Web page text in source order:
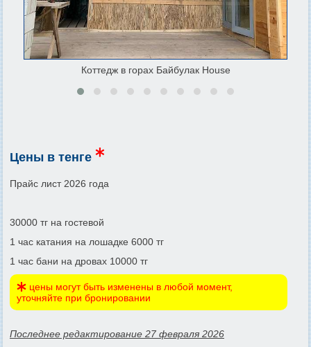
Коттедж в горах Байбулак House
Цены в тенге
Прайс лист 2026 года
30000 тг на гостевой
1 час катания на лошадке 6000 тг
1 час бани на дровах 10000 тг
цены могут быть изменены в любой момент,
уточняйте при бронировании
Последнее редактирование 27 февраля 2026